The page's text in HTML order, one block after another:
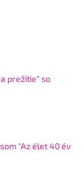
prežitie“ so
"Az élet 40 év